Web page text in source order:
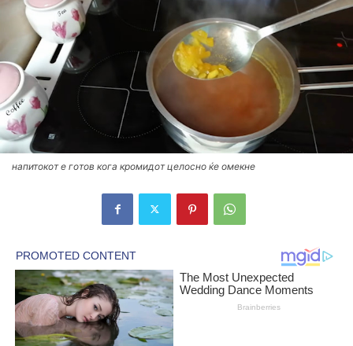
напитокот е готов кога кромидот целосно ќе омекне